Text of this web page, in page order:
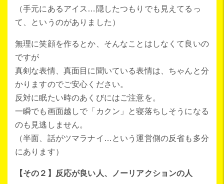
（手元にあるアイス…隠したつもりでも見えてるっ
て、というのがありました）
無理に笑顔を作るとか、そんなことはしなくて良いの
ですが
真剣な表情、真面目に聞いている表情は、ちゃんと分
かりますのでご安心ください。
反対に眠たい時のあくびにはご注意を。
一瞬でも画面越しで「カクン」と寝落ちしそうになる
のも見逃しません。
（半面、話がツマラナイ…という運営側の反省も多分
にあります）
【その２】反応が良い人、ノーリアクションの人